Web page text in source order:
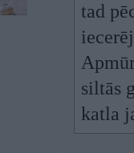
tad
siltās
katla